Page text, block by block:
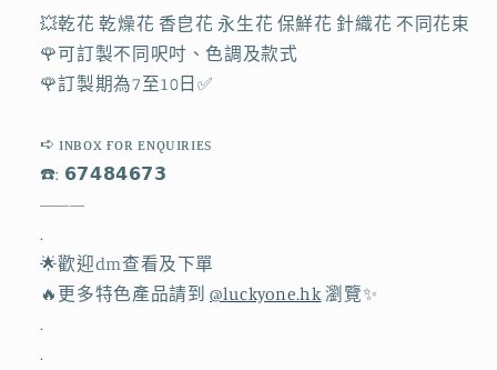
小
朋
友
花
送
老
小
朋
友
送
老
💥乾花 乾燥花 香皀花 永生花 保鮮花 針織花 不同花束
🌹可訂製不同呎吋、色調及款式
🌹訂製期為7至10日✅
➪ ɪɴʙᴏx ғᴏʀ ᴇɴǫᴜɪʀɪᴇs
☎️: 𝟲𝟳𝟰𝟴𝟰𝟲𝟳𝟯
———
.
🌟歡迎dm查看及下單
🔥更多特色產品請到@luckyone.hk 瀏覽✨
.
.